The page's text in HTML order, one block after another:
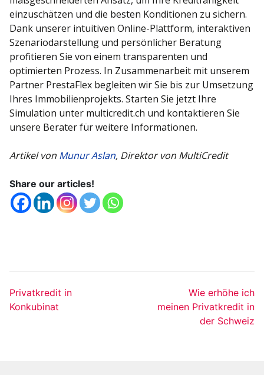
einzuschätzen und die besten Konditionen zu sichern.
Dank unserer intuitiven Online-Plattform, interaktiven
Szenario­darstellung und persönlicher Beratung
profitieren Sie von einem transparenten und
optimierten Prozess. In Zusammenarbeit mit unserem
Partner PrestaFlex begleiten wir Sie bis zur Umsetzung
Ihres Immobilien­projekts. Starten Sie jetzt Ihre
Simulation unter multi­credit.ch und kontaktieren Sie
unsere Berater für weitere Informationen.
Artikel von Munur Aslan, Direktor von MultiCredit
Share our articles!
Privatkredit in
Konkubinat
Wie erhöhe ich
meinen Privatkredit in
der Schweiz